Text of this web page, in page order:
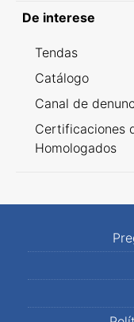
De interese
Tendas
Catálogo
Canal de
Certificaciones
Homologados